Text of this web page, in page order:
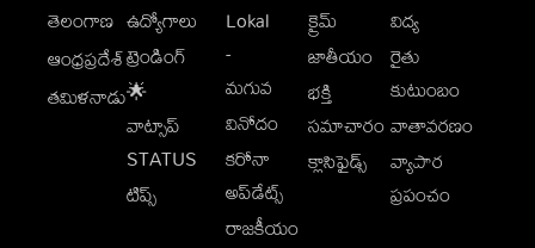
తెలంగాణ
ఆంధ్రప్రదేశ్
తమిళనాడు
ఉద్యోగాలు
ట్రెండింగ్
🌟
వాట్సాప్
STATUS
టిప్స్
Lokal
-
మగువ
వినోదం
కరోనా
అప్‌డేట్స్
రాజకీయం
క్రైమ్
జాతీయం
భక్తి
సమాచారం
క్లాసిఫైడ్స్
విద్య
రైతు
కుటుంబం
వాతావరణం
వ్యాపార
ప్రపంచం